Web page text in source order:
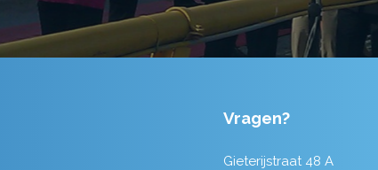
Vragen?
Gieterijstraat 48 A